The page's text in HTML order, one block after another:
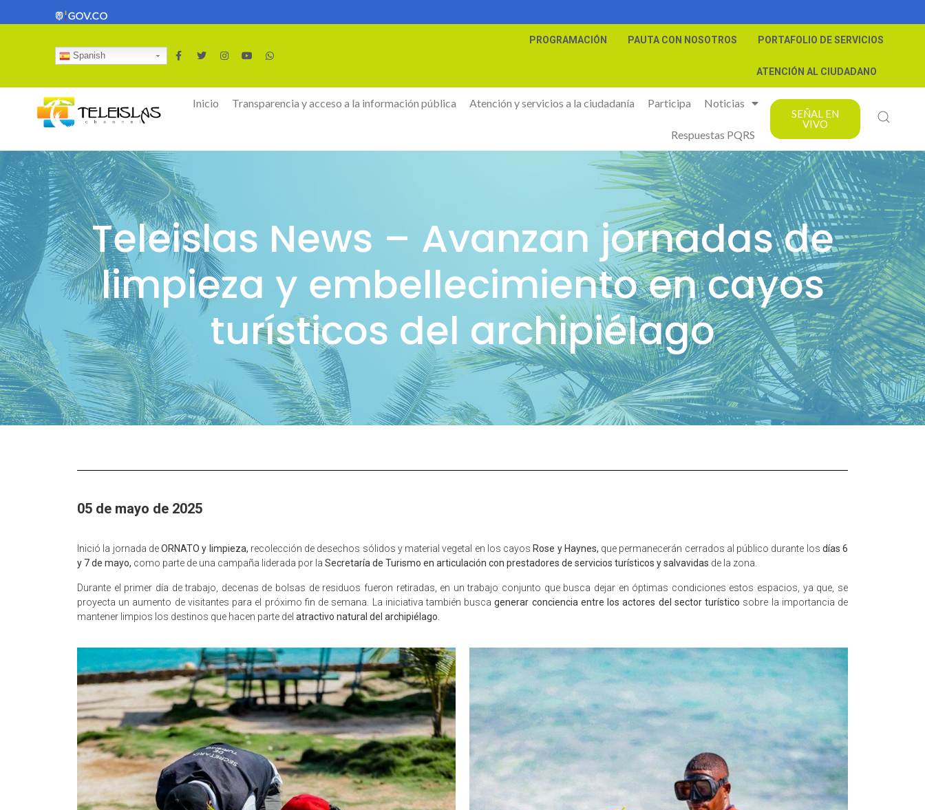
Spanish
PROGRAMACIÓN PAUTA CON NOSOTROS PORTAFOLIO DE SERVICIOS
ATENCIÓN AL CIUDADANO
Inicio Transparencia y acceso a la información pública Atención y servicios a la ciudadanía Participa Noticias
Respuestas PQRS
SEÑAL EN
VIVO
Teleislas News – Avanzan jornadas de
limpieza y embellecimiento en cayos
turísticos del archipiélago
05 de mayo de 2025
Inició la jornada deORNATO y limpieza, recolección de desechos sólidos y material vegetal en los cayos Rose y Haynes, que permanecerán cerrados al público durante los días 6
y 7 de mayo, como parte de una campaña liderada por la Secretaría de Turismo en articulación con prestadores de servicios turísticos y salvavidas de la zona.
Durante el primer día de trabajo, decenas de bolsas de residuos fueron retiradas, en un trabajo conjunto que busca dejar en óptimas condiciones estos espacios, ya que, se
proyecta un aumento de visitantes para el próximo fin de semana. La iniciativa también buscagenerar conciencia entre los actores del sector turístico sobre la importancia de
mantener limpios los destinos que hacen parte del atractivo natural del archipiélago.